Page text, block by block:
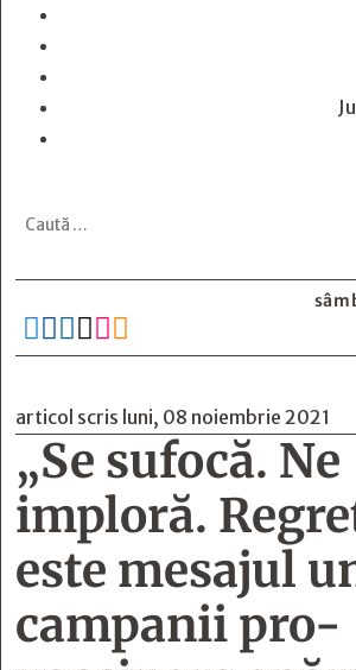
     
articol scris luni, 08 noiembrie 2021
„Se sufocă. Ne
imploră.
este mesajul
campanii pro-